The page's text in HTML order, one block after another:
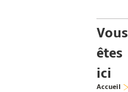
Vous
êtes
ici
Accueil